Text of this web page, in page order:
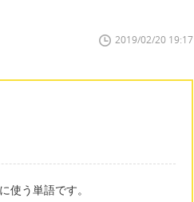
2019/02/20 19:17
使う単語です。